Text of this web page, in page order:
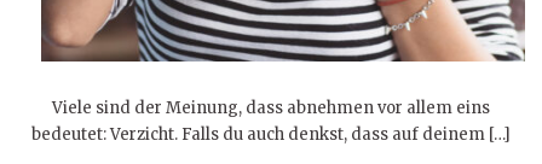
Viele sind der Meinung, dass abnehmen vor allem eins
bedeutet: Verzicht. Falls du auch denkst, dass auf deinem […]